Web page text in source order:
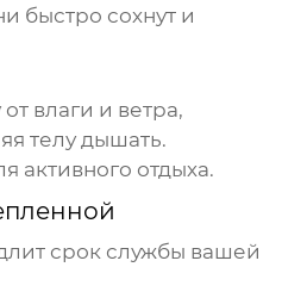
быстро сохнут и
влаги и ветра,
телу дышать.
активного отдыха.
срок службы вашей